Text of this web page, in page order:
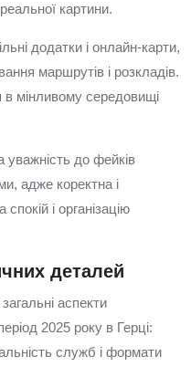
картини.
додатки і онлайн-карти,
маршрутів і розкладів.
в мінливому середовищі
уважність до фейків
адже коректна і
і організацію
деталей
аспекти
2025 року в Герці:
служб і формати